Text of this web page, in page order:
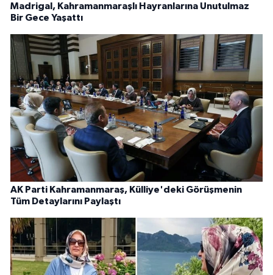
Madrigal, Kahramanmaraşlı Hayranlarına Unutulmaz
Bir Gece Yaşattı
AK Parti Kahramanmaraş, Külliye'deki Görüşmenin
Tüm Detaylarını Paylaştı